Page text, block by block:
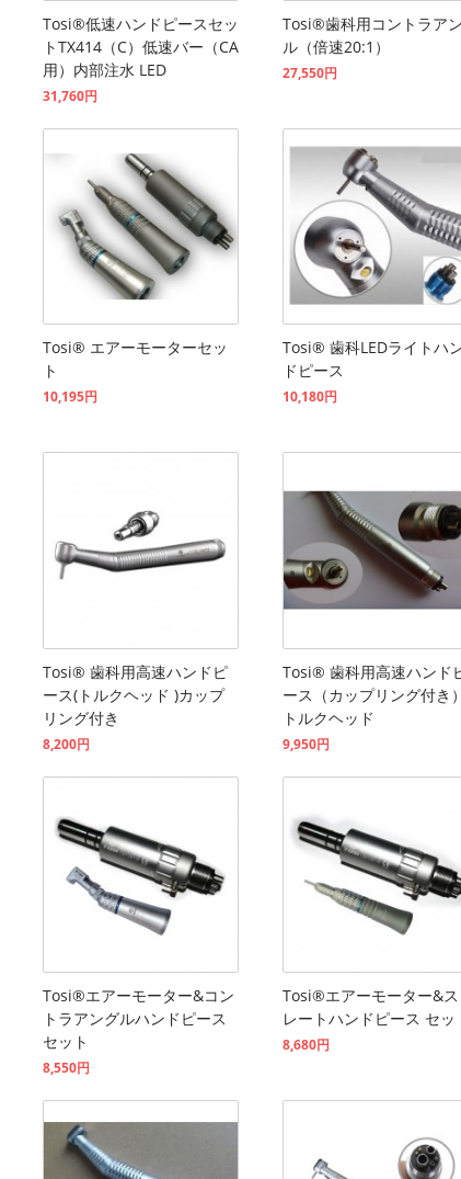
Tosi®低速ハンドピースセッ
トTX414（C）低速バー（CA
用）内部注水 LED
31,760円
Tosi®歯科用コントラア
ル（倍速20:1）
27,550円
Tosi® エアーモーターセッ
ト
10,195円
Tosi® 歯科LEDライトハ
ドピース
10,180円
Tosi® 歯科用高速ハンドピ
ース(トルクヘッド )カップ
リング付き
8,200円
Tosi® 歯科用高速ハンド
ース（カップリング付き）
トルクヘッド
9,950円
Tosi®エアーモーター&コン
トラアングルハンドピース
セット
8,550円
Tosi®エアーモーター&ス
レートハンドピース セッ
8,680円